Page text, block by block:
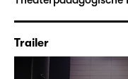
Trailer